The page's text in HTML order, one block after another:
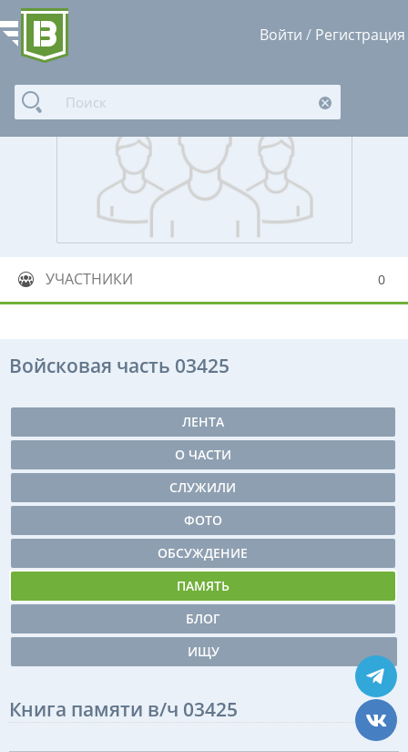
Войти / Регистрация
УЧАСТНИКИ 0
Войсковая часть 03425
ЛЕНТА
О ЧАСТИ
СЛУЖИЛИ
ФОТО
ОБСУЖДЕНИЕ
ПАМЯТЬ
БЛОГ
ИЩУ
Книга памяти в/ч 03425